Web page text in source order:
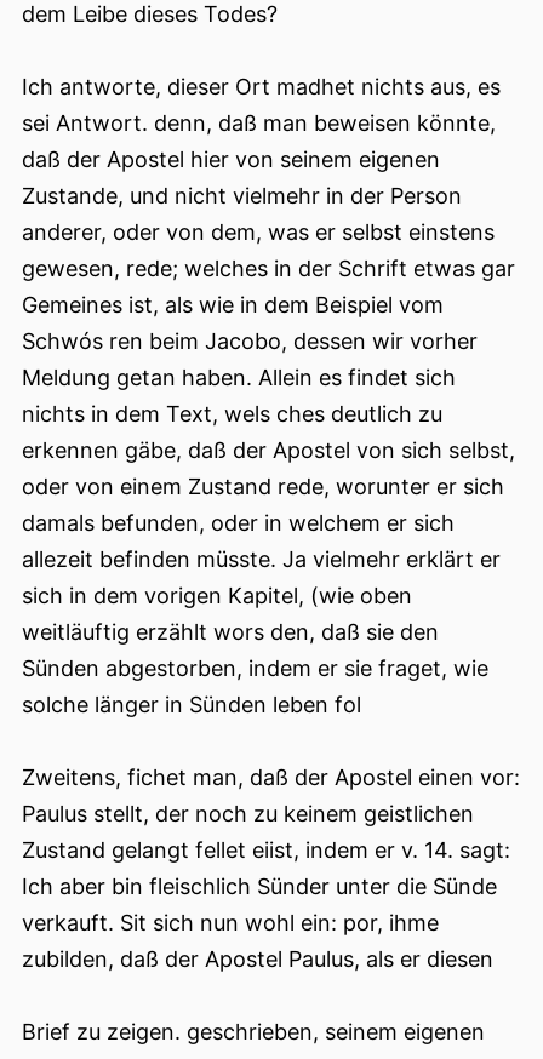
dem Leibe dieses Todes?
Ich antworte, dieser Ort madhet nichts aus, es
sei Antwort. denn, daß man beweisen könnte,
daß der Apostel hier von seinem eigenen
Zustande, und nicht vielmehr in der Person
anderer, oder von dem, was er selbst einstens
gewesen, rede; welches in der Schrift etwas gar
Gemeines ist, als wie in dem Beispiel vom
Schwós ren beim Jacobo, dessen wir vorher
Meldung getan haben. Allein es findet sich
nichts in dem Text, wels ches deutlich zu
erkennen gäbe, daß der Apostel von sich selbst,
oder von einem Zustand rede, worunter er sich
damals befunden, oder in welchem er sich
allezeit befinden müsste. Ja vielmehr erklärt er
sich in dem vorigen Kapitel, (wie oben
weitläuftig erzählt wors den, daß sie den
Sünden abgestorben, indem er sie fraget, wie
solche länger in Sünden leben fol
Zweitens, fichet man, daß der Apostel einen vor:
Paulus stellt, der noch zu keinem geistlichen
Zustand gelangt fellet eiist, indem er v. 14. sagt:
Ich aber bin fleischlich Sünder unter die Sünde
verkauft. Sit sich nun wohl ein: por, ihme
zubilden, daß der Apostel Paulus, als er diesen
Brief zu zeigen. geschrieben, seinem eigenen